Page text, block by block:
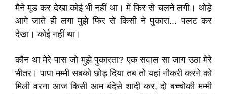
मैने मूड कर देखा कोई भी नहीं था। में फिर से चलने लगी। थोड़े
आगे जाते ही लगा मुझे फिर से किसी ने पुकारा... पलट कर
देखा। कोई नहीं था।
कौन था मेरे पास जो मुझे पुकारता? एक सवाल सा जाग उठा मेरे
भीतर। पापा मम्मी सबको छोड़ दिया तब तो यहां नौकरी करने को
मिली वरना आज किसी आम बंदेसे शादी कर, दो बच्चोकी मम्मी